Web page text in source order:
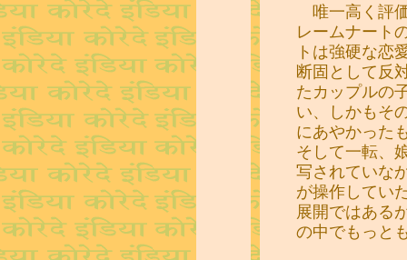
唯一高く評
レームナート
トは強硬な恋
断固として反
たカップルの
い、しかもそ
にあやかった
そして一転、
写されていな
が操作してい
展開ではある
の中でもっと